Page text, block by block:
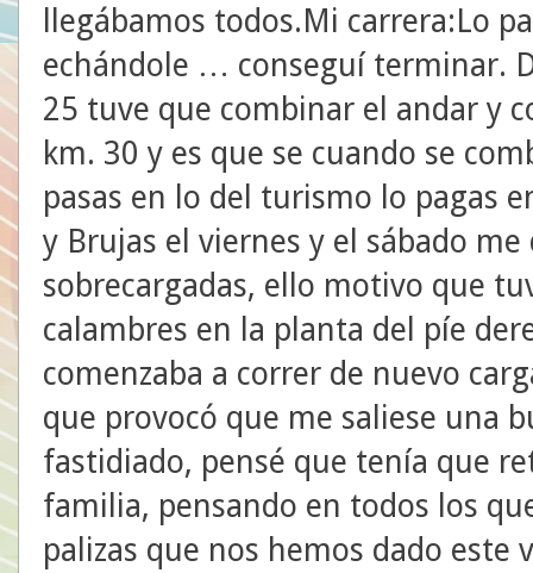
llegábamos todos.Mi carrera:Lo
echándole … conseguí terminar.
25 tuve que combinar el andar y
km. 30 y es que se cuando se
pasas en lo del turismo lo pagas
y Brujas el viernes y el sábado
sobrecargadas, ello motivo que
calambres en la planta del píe
comenzaba a correr de nuevo
que provocó que me saliese una
fastidiado, pensé que tenía que
familia, pensando en todos los
palizas que nos hemos dado